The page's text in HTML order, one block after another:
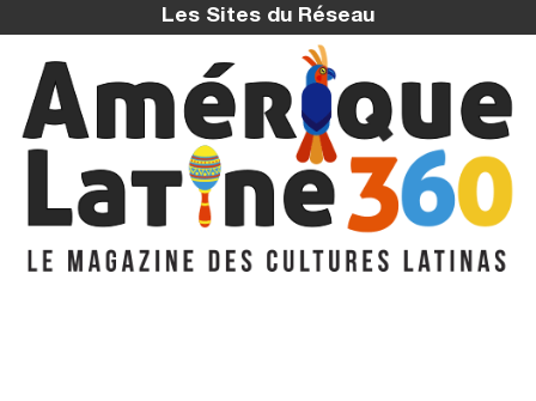
Les Sites du Réseau